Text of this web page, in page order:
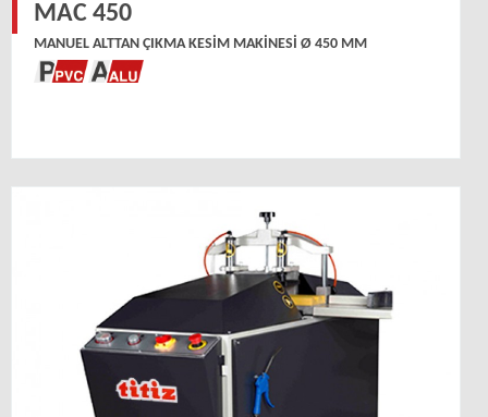
MAC 450
MANUEL ALTTAN ÇIKMA KESIM MAKINESI Ø 450 MM